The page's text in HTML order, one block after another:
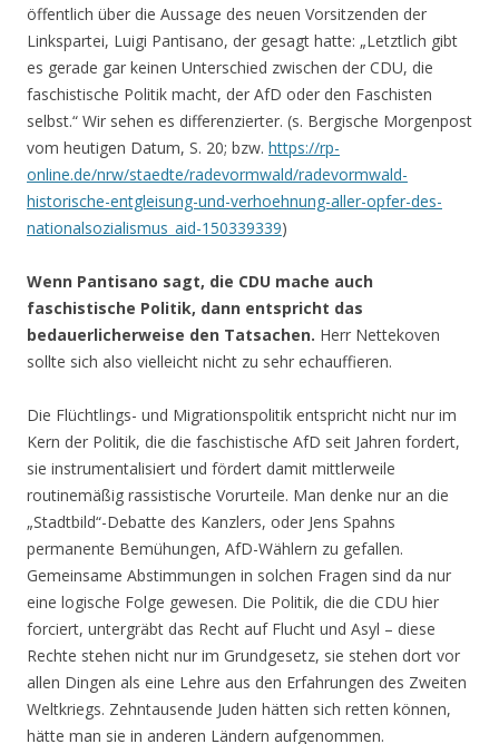
öffentlich über die Aussage des neuen Vorsitzenden der
Linkspartei, Luigi Pantisano, der gesagt hatte: „Letztlich gibt
es gerade gar keinen Unterschied zwischen der CDU, die
faschistische Politik macht, der AfD oder den Faschisten
selbst.“ Wir sehen es differenzierter. (s. Bergische Morgenpost
vom heutigen Datum, S. 20; bzw. https://rp-
online.de/nrw/staedte/radevormwald/radevormwald-
historische-entgleisung-und-verhoehnung-aller-opfer-des-
nationalsozialismus_aid-150339339)
Wenn Pantisano sagt, die CDU mache auch
faschistische Politik, dann entspricht das
bedauerlicherweise den Tatsachen. Herr Nettekoven
sollte sich also vielleicht nicht zu sehr echauffieren.
Die Flüchtlings- und Migrationspolitik entspricht nicht nur im
Kern der Politik, die die faschistische AfD seit Jahren fordert,
sie instrumentalisiert und fördert damit mittlerweile
routinemäßig rassistische Vorurteile. Man denke nur an die
„Stadtbild“-Debatte des Kanzlers, oder Jens Spahns
permanente Bemühungen, AfD-Wählern zu gefallen.
Gemeinsame Abstimmungen in solchen Fragen sind da nur
eine logische Folge gewesen. Die Politik, die die CDU hier
forciert, untergräbt das Recht auf Flucht und Asyl – diese
Rechte stehen nicht nur im Grundgesetz, sie stehen dort vor
allen Dingen als eine Lehre aus den Erfahrungen des Zweiten
Weltkriegs. Zehntausende Juden hätten sich retten können,
hätte man sie in anderen Ländern aufgenommen.